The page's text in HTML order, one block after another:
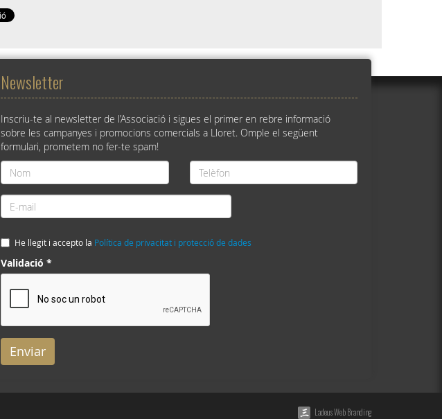
Newsletter
Inscriu-te al newsletter de l’Associació i sigues el primer en rebre informació
sobre les campanyes i promocions comercials a Lloret. Omple el següent
formulari, prometem no fer-te spam!
Nom
*
Telèfon
*
E-
mail
He llegit i accepto la Política de privacitat i protecció de dades
Validació *
Enviar
Ladeus Web Branding